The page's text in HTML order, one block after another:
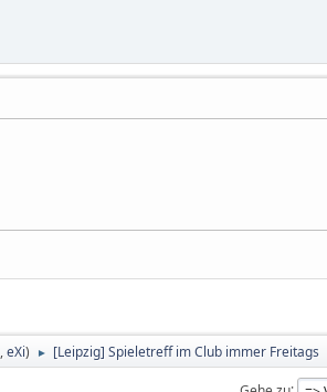
,eXi) ► [Leipzig] Spieletreff im Club immer Freitags